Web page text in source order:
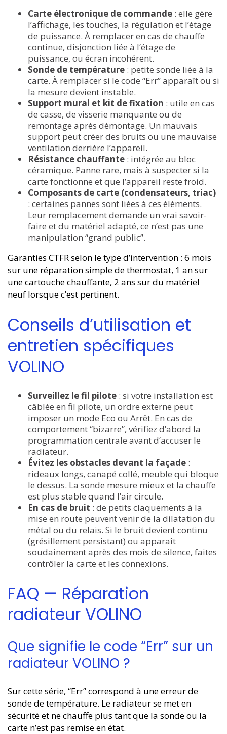
Carte électronique de commande : elle gère
l’affichage, les touches, la régulation et l’étage
de puissance. À remplacer en cas de chauffe
continue, disjonction liée à l’étage de
puissance, ou écran incohérent.
Sonde de température : petite sonde liée à la
carte. À remplacer si le code “Err” apparaît ou si
la mesure devient instable.
Support mural et kit de fixation : utile en cas
de casse, de visserie manquante ou de
remontage après démontage. Un mauvais
support peut créer des bruits ou une mauvaise
ventilation derrière l’appareil.
Résistance chauffante : intégrée au bloc
céramique. Panne rare, mais à suspecter si la
carte fonctionne et que l’appareil reste froid.
Composants de carte (condensateurs, triac)
: certaines pannes sont liées à ces éléments.
Leur remplacement demande un vrai savoir-
faire et du matériel adapté, ce n’est pas une
manipulation “grand public”.
Garanties CTFR selon le type d’intervention : 6 mois
sur une réparation simple de thermostat, 1 an sur
une cartouche chauffante, 2 ans sur du matériel
neuf lorsque c’est pertinent.
Conseils d’utilisation et
entretien spécifiques
VOLINO
Surveillez le fil pilote : si votre installation est
câblée en fil pilote, un ordre externe peut
imposer un mode Eco ou Arrêt. En cas de
comportement “bizarre”, vérifiez d’abord la
programmation centrale avant d’accuser le
radiateur.
Évitez les obstacles devant la façade :
rideaux longs, canapé collé, meuble qui bloque
le dessus. La sonde mesure mieux et la chauffe
est plus stable quand l’air circule.
En cas de bruit : de petits claquements à la
mise en route peuvent venir de la dilatation du
métal ou du relais. Si le bruit devient continu
(grésillement persistant) ou apparaît
soudainement après des mois de silence, faites
contrôler la carte et les connexions.
FAQ — Réparation
radiateur VOLINO
Que signifie le code “Err” sur un
radiateur VOLINO ?
Sur cette série, “Err” correspond à une erreur de
sonde de température. Le radiateur se met en
sécurité et ne chauffe plus tant que la sonde ou la
carte n’est pas remise en état.